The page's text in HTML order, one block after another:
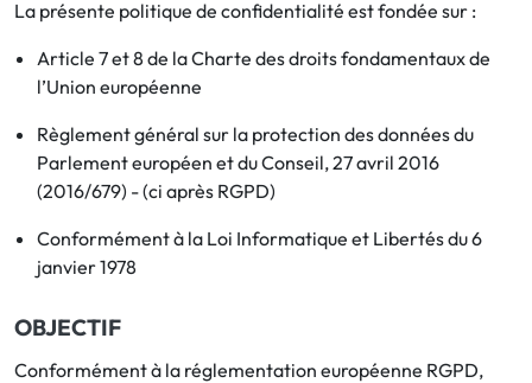
Toux
Rhume
Sevrage tabagique
Sommeil / Nervosité
Forme / Vitamines
Élimination urinaire
Maux de l'hiver
Circulation sanguine
Douleurs / Fièvre
Aromathérapie
Thés, tisanes et infusions
Digestion & Transit
Maux de gorge & système
respiratoire
Mémoire & Concentration
Symptômes Ménopause
Confort urinaire
La présente politique de confidentialité est fondée sur :
Article 7 et 8 de la Charte des droits fondamentaux de
l’Union européenne
Règlement général sur la protection des données du
Parlement européen et du Conseil, 27 avril 2016
(2016/679) - (ci après RGPD)
Conformément à la Loi Informatique et Libertés du 6
janvier 1978
OBJECTIF
Conformément à la réglementation européenne RGPD,